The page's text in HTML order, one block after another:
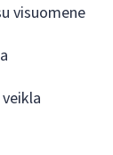
visuomene